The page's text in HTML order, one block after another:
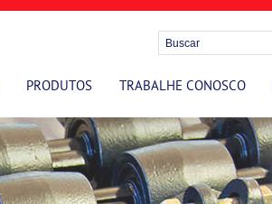
PRODUTOS TRABALHE CONOSCO